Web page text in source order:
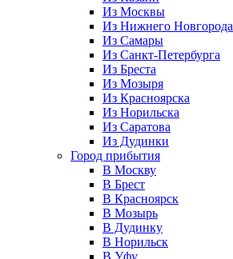
Из Москвы
Из Нижнего Новгорода
Из Самары
Из Санкт-Петербурга
Из Бреста
Из Мозыря
Из Красноярска
Из Норильска
Из Саратова
Из Дудинки
Город прибытия
В Москву
В Брест
В Красноярск
В Мозырь
В Дудинку
В Норильск
В Уфу